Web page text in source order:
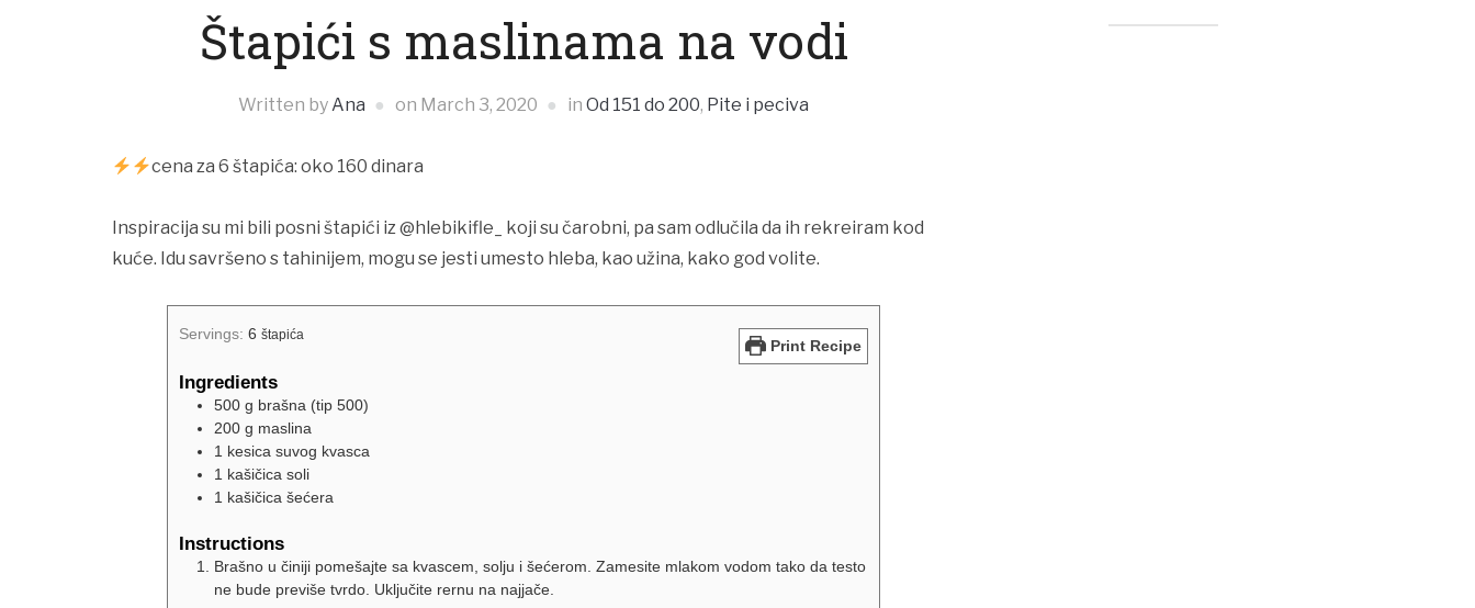
Štapići s maslinama na vodi
Written byAna on March 3, 2020 in Od 151 do 200, Pite i peciva
cena za 6 štapića: oko 160 dinara
Inspiracija su mi bili posni štapići iz @hlebikifle_ koji su čarobni, pa sam odlučila da ih rekreiram kod
kuće. Idu savršeno s tahinijem, mogu se jesti umesto hleba, kao užina, kako god volite.
Print Recipe
Servings: 6 štapića
Ingredients
500 g brašna (tip 500)
200 g maslina
1 kesica suvog kvasca
1 kašičica soli
1 kašičica šećera
Instructions
Brašno u činiji pomešajte sa kvascem, solju i šećerom. Zamesite mlakom vodom tako da testo
ne bude previše tvrdo. Uključite rernu na najjače.